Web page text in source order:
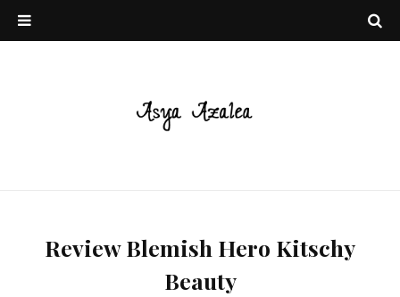
Review Blemish Hero Kitschy
Beauty